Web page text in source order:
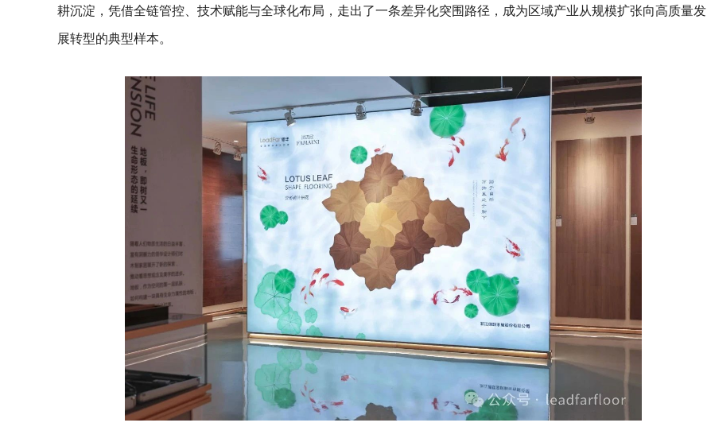
耕沉淀，凭借全链管控、技术赋能与全球化布局，走出了一条差异化突围路径，成为区域产业从规模扩张向高质量发
展转型的典型样本。